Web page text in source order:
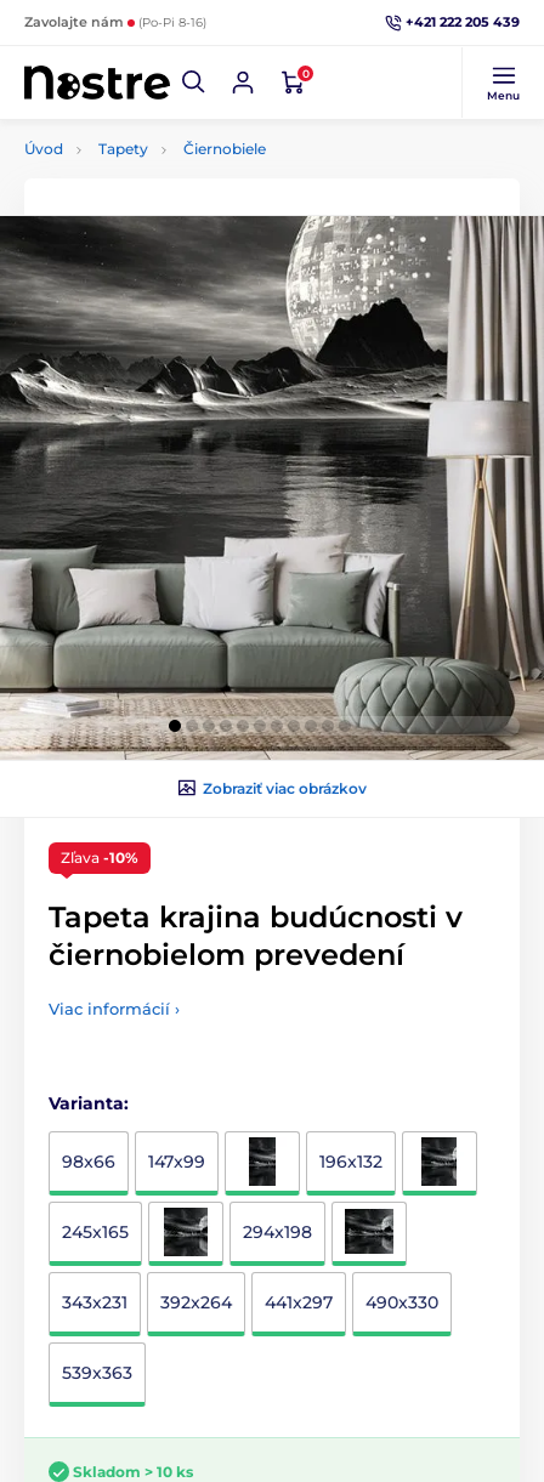
Zavolajte nám (Po-Pi 8-16) +421 222 205 439
0
Menu
Úvod Tapety Čiernobiele
Zobraziť viac obrázkov
Zľava -10%
Tapeta krajina budúcnosti v
čiernobielom prevedení
Viac informácií ›
Varianta:
98x66 147x99 196x132
245x165 294x198
343x231 392x264 441x297 490x330
539x363
Skladom > 10 ks